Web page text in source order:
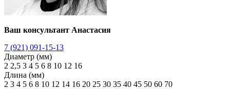
Ваш консультант Анастасия
7 (921) 091-15-13
Диаметр (мм)
2 2,5 3 4 5 6 8 10 12 16
Длина (мм)
2 3 4 5 6 8 10 12 14 16 20 25 30 35 40 45 50 60 70